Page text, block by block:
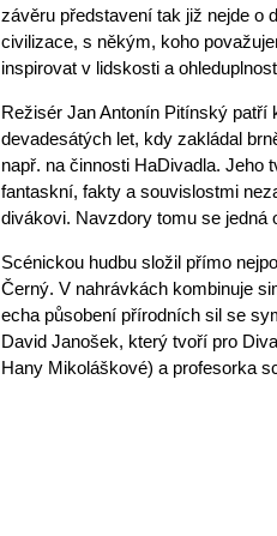
závěru představení tak již nejde o
civilizace, s někým, koho
inspirovat v lidskosti a
Režisér Jan Antonín Pitínský
devadesátých let, kdy zakládal
např. na činnosti HaDivadla. Jeho
fantaskní, fakty a souvislostmi
divákovi. Navzdory tomu se jedná
Scénickou hudbu složil přímo
Černý. V nahrávkách kombinuje
echa působení přírodních sil se
David Janošek, který tvoří pro
Hany Mikoláškové) a profesorka